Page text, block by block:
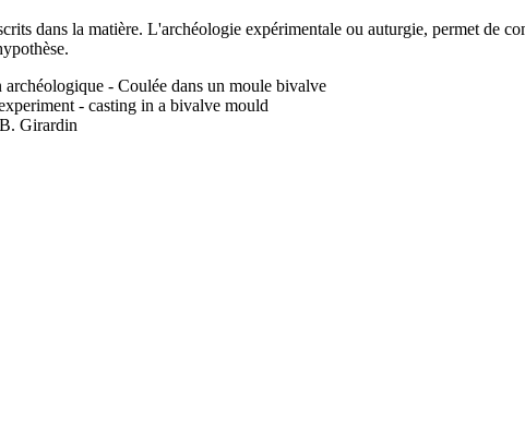
dans la matière. L'archéologie expérimentale ou auturgie, permet de
archéologique - Coulée dans un moule bivalve
- casting in a bivalve mould
Girardin